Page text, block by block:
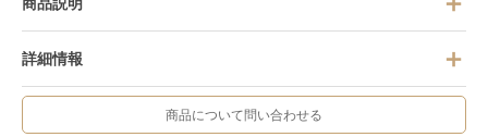
商品説明
詳細情報
商品について問い合わせる